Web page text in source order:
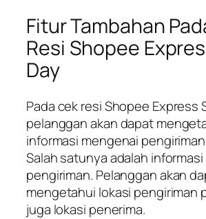
Fitur Tambahan
Resi Shopee
Day
Pada cek resi Shopee Express
pelanggan akan dapat
informasi mengenai
Salah satunya adalah informasi
pengiriman. Pelanggan akan
mengetahui lokasi pengiriman
juga lokasi penerima.